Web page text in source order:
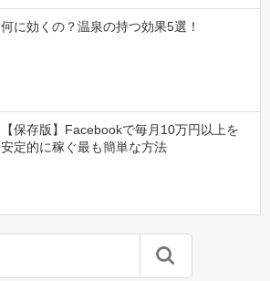
何に効くの？温泉の持つ効果5選！
【保存版】Facebookで毎月10万円以上を
安定的に稼ぐ最も簡単な方法